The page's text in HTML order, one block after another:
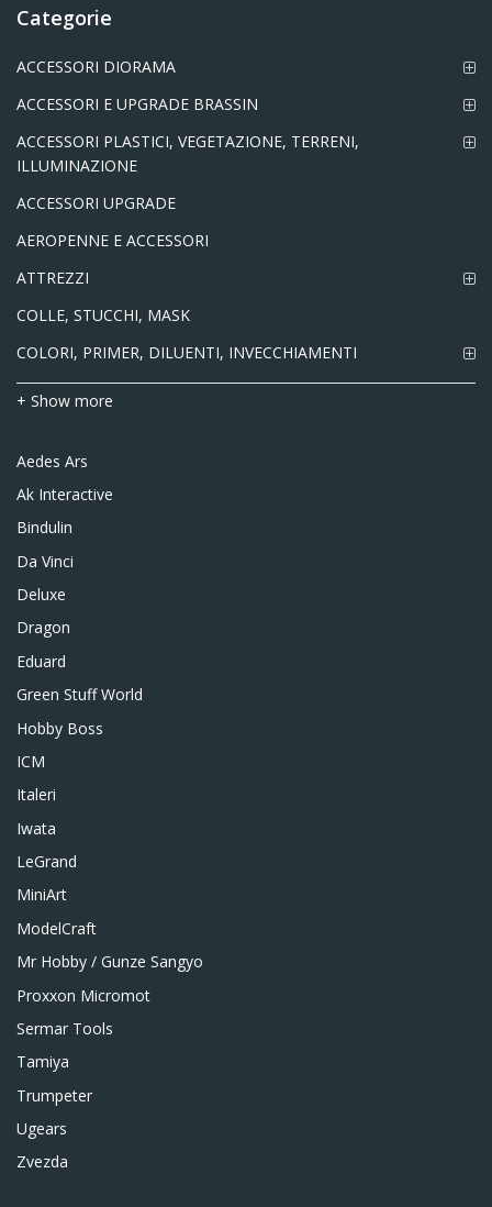
Categorie
ACCESSORI DIORAMA
ACCESSORI E UPGRADE BRASSIN
ACCESSORI PLASTICI, VEGETAZIONE, TERRENI,
ILLUMINAZIONE
ACCESSORI UPGRADE
AEROPENNE E ACCESSORI
ATTREZZI
COLLE, STUCCHI, MASK
COLORI, PRIMER, DILUENTI, INVECCHIAMENTI
+ Show more
Aedes Ars
Ak Interactive
Bindulin
Da Vinci
Deluxe
Dragon
Eduard
Green Stuff World
Hobby Boss
ICM
Italeri
Iwata
LeGrand
MiniArt
ModelCraft
Mr Hobby / Gunze Sangyo
Proxxon Micromot
Sermar Tools
Tamiya
Trumpeter
Ugears
Zvezda